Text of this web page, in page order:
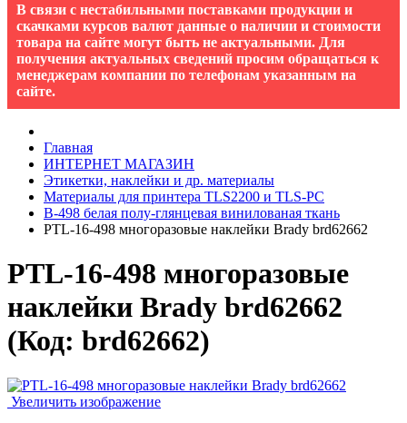
В связи с нестабильными поставками продукции и
скачками курсов валют данные о наличии и стоимости
товара на сайте могут быть не актуальными. Для
получения актуальных сведений просим обращаться к
менеджерам компании по телефонам указанным на
сайте.
Главная
ИНТЕРНЕТ МАГАЗИН
Этикетки, наклейки и др. материалы
Материалы для принтера TLS2200 и TLS-PC
B-498 белая полу-глянцевая винилованая ткань
PTL-16-498 многоразовые наклейки Brady brd62662
PTL-16-498 многоразовые
наклейки Brady brd62662
(Код: brd62662)
Увеличить изображение